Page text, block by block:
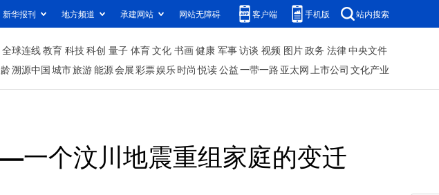
新华报刊 地方频道 承建网站 网站无障碍 客户端 手机版 站内搜索
全球连线教育 科技科创 量子 体育文化 书画健康 军事访谈 视频 图片政务 法律中央文件
溯源中国城市旅游能源会展彩票娱乐时尚 悦读公益一带一路 亚太网上市公司 文化产业
个汶川地震重组家庭的变迁